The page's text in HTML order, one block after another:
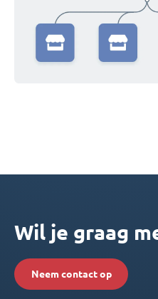
Wil je graag
Neem contact op